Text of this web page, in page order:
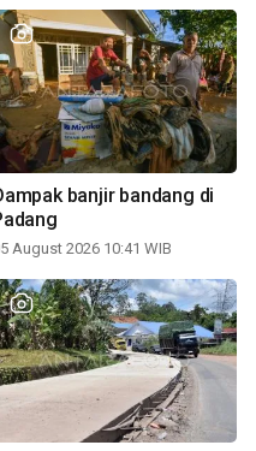
banjir bandang di
August 2026 10:41 WIB